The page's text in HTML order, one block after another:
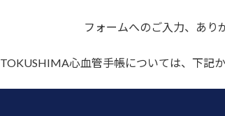
フォームへのご入力、あり
TOKUSHIMA心血管手帳については、下記